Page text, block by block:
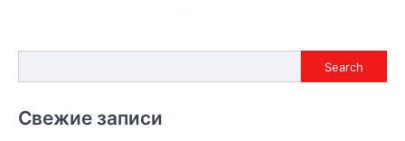
Search
Свежие записи